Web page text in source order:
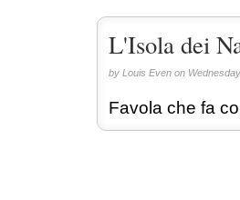
L'Isola dei
by Louis Even on
Favola che fa